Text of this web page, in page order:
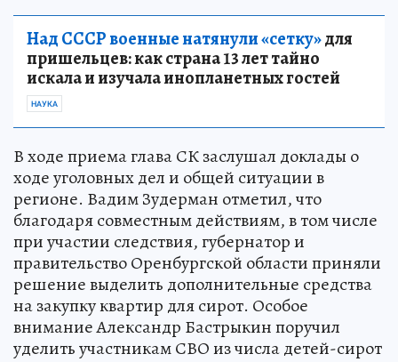
Над СССР военные натянули «сетку»для
пришельцев: как страна 13 лет тайно
искала и изучала инопланетных гостей
НАУКА
В ходе приема глава СК заслушал доклады о
ходе уголовных дел и общей ситуации в
регионе. Вадим Зудерман отметил, что
благодаря совместным действиям, в том числе
при участии следствия, губернатор и
правительство Оренбургской области приняли
решение выделить дополнительные средства
на закупку квартир для сирот. Особое
внимание Александр Бастрыкин поручил
уделить участникам СВО из числа детей-сирот